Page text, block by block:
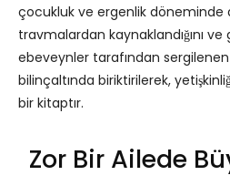
çocukluk ve ergenlik döneminde
travmalardan kaynaklandığını ve
ebeveynler tarafından sergilenen
bilinçaltında biriktirilerek,
bir kitaptır.
Zor Bir Ailede